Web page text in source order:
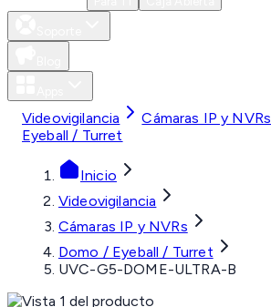
Videovigilancia Cámaras IP y NVRs
Eyeball / Turret
Inicio
Videovigilancia
Cámaras IP y NVRs
Domo / Eyeball / Turret
UVC-G5-DOME-ULTRA-B